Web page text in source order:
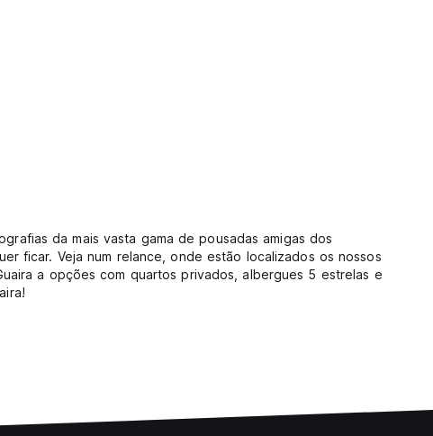
da mais vasta gama de pousadas amigas dos
ficar. Veja num relance, onde estão localizados os nossos
a opções com quartos privados, albergues 5 estrelas e